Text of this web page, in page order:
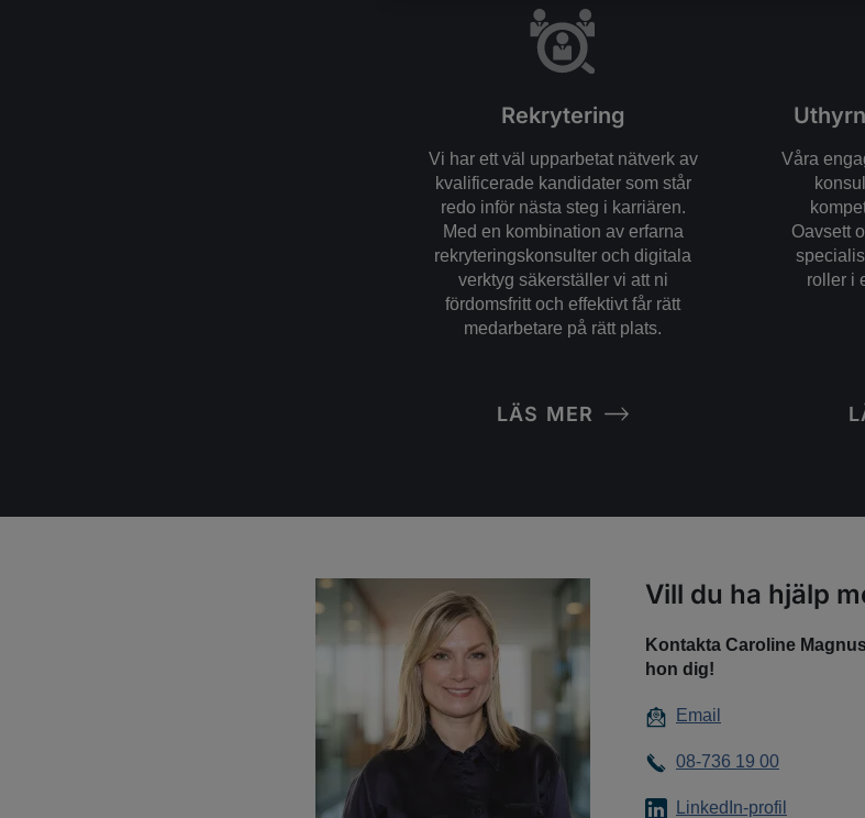
Rekrytering
Vi har ett väl upparbetat nätverk av
kvalificerade kandidater som står
redo inför nästa steg i karriären.
Med en kombination av erfarna
rekryteringskonsulter och digitala
verktyg säkerställer vi att ni
fördomsfritt och effektivt får rätt
medarbetare på rätt plats.
LÄS MER
Våra
Oavsett
roller i
Vill du ha hjälp
Kontakta Caroline
hon dig!
Email
08-736 19 00
LinkedIn-profil